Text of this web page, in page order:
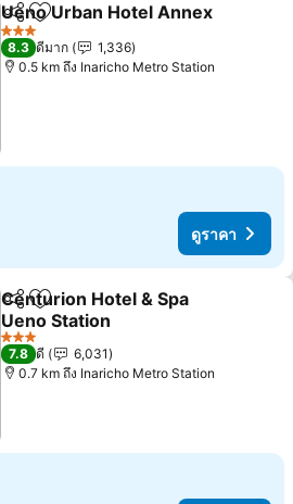
แชร์ เพิ่มในรายการโปรด
Ueno Urban Hotel Annex
3 ดาว
8.3 ดีมาก
1,336
0.5 km ถึง Inaricho Metro Station
ดูราคา
แชร์ เพิ่มในรายการโปรด
Centurion Hotel & Spa
Ueno Station
3 ดาว
7.8 ดี
6,031
0.7 km ถึง Inaricho Metro Station